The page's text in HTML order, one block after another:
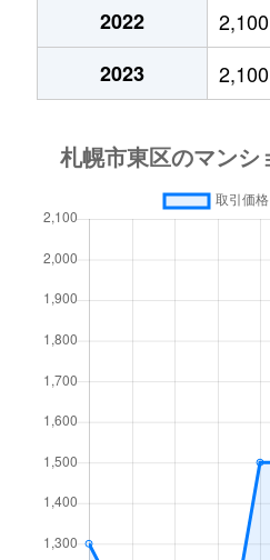
北１５条東
2,100万円
北１５条東
3,000万円
北１７条東
2,700万円
北１８条東
北１９条東
350万円
北１９条東
北２０条東
2,200万円
北２０条東
1,600万円
2022
2,100
2023
2,100